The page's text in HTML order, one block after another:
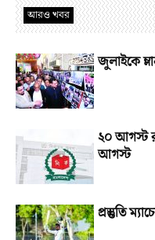
আরও খবর
জুলাইকে
২০ আগস্ট
আগস্ট
প্রস্তুতি